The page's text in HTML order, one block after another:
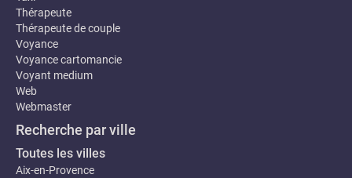
Thérapeute
Thérapeute de couple
Voyance
Voyance cartomancie
Voyant medium
Web
Webmaster
Recherche par ville
Toutes les villes
Aix-en-Provence